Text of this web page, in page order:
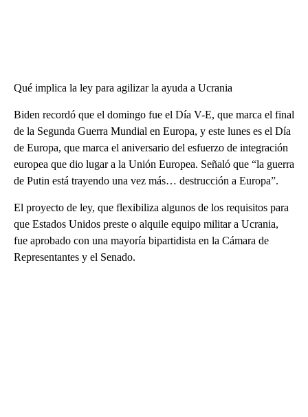
Qué implica la ley para agilizar la ayuda a Ucrania
Biden recordó que el domingo fue el Día V-E, que marca el final
de la Segunda Guerra Mundial en Europa, y este lunes es el Día
de Europa, que marca el aniversario del esfuerzo de integración
europea que dio lugar a la Unión Europea. Señaló que “la guerra
de Putin está trayendo una vez más… destrucción a Europa”.
El proyecto de ley, que flexibiliza algunos de los requisitos para
que Estados Unidos preste o alquile equipo militar a Ucrania,
fue aprobado con una mayoría bipartidista en la Cámara de
Representantes y el Senado.